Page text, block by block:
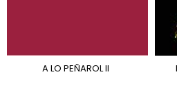
A LO PEÑAROL II